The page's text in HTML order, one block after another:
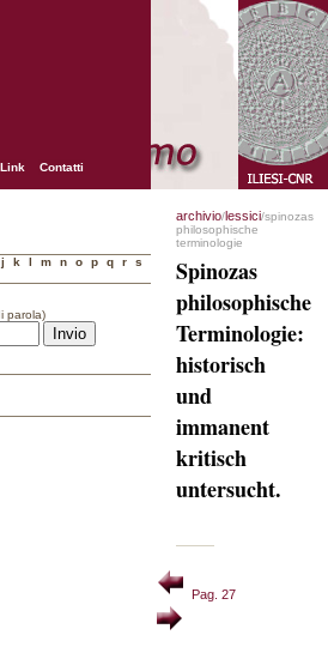
Link Contatti
j k l m n o p q r
s
parola)
archivio/lessici/spinozas
philosophische
terminologie
Spinozas
philosophische
Terminologie:
historisch
und
immanent
kritisch
untersucht.
Pag. 27